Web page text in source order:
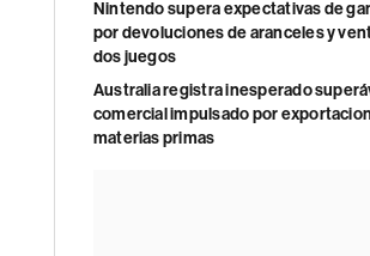
Nintendo supera expectativas de
por devoluciones de aranceles y
dos juegos
Australia registra inesperado
comercial impulsado por
materias primas